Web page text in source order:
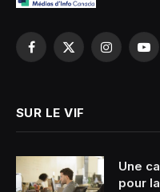
Facebook
X
Instagram
SUR LE VIF
Une
pour